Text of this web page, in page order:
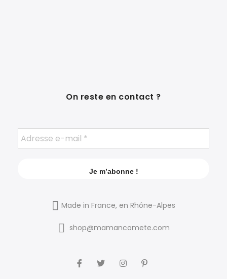
On reste en contact ?
Made in France, en Rhône-Alpes
shop@mamancomete.com